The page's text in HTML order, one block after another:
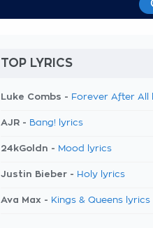
TOP LYRICS
Luke Combs - Forever After All
AJR - Bang! lyrics
24kGoldn - Mood lyrics
Justin Bieber - Holy lyrics
Ava Max - Kings & Queens lyrics